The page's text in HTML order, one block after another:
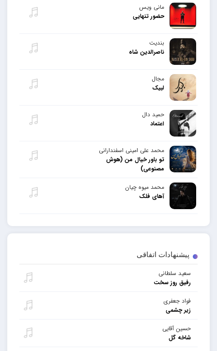
پیشنهادات اتفاقی
سعید سلطانی
رفیق روز سخت
فواد جعفری
زیر چشمی
حسین آقایی
شاخه گل
مانی ویس
حضور تنهایی
بندیت
ناصرالدین شاه
مجال
لبیک
حمید دال
اعتماد
محمد علی امینی اسفندارانی
تو باور خیال من (هوش
مصنوعی)
محمد میوه چیان
آهای فلک